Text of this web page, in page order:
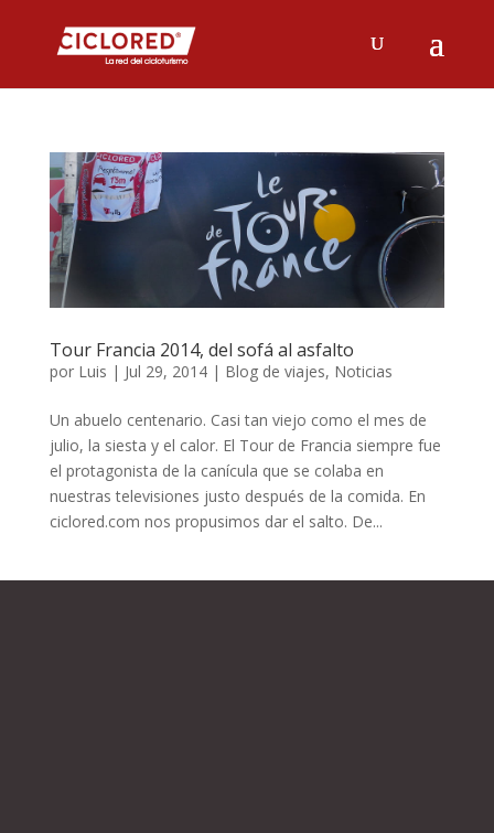
Tour Francia 2014, del sofá al asfalto
por Luis | Jul 29, 2014| Blog de viajes, Noticias
Un abuelo centenario. Casi tan viejo como el mes de
julio, la siesta y el calor. El Tour de Francia siempre fue
el protagonista de la canícula que se colaba en
nuestras televisiones justo después de la comida. En
ciclored.com nos propusimos dar el salto. De...